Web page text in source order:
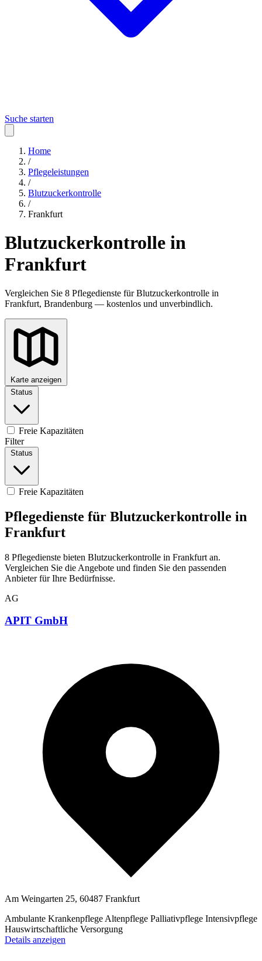
Suche starten
Home
/
Pflegeleistungen
/
Blutzuckerkontrolle
/
Frankfurt
Blutzuckerkontrolle in
Frankfurt
Vergleichen Sie 8 Pflegedienste für Blutzuckerkontrolle in
Frankfurt, Brandenburg — kostenlos und unverbindlich.
Karte anzeigen
Status
Freie Kapazitäten
Filter
Status
Freie Kapazitäten
Pflegedienste für Blutzuckerkontrolle in
Frankfurt
8 Pflegedienste bieten Blutzuckerkontrolle in Frankfurt an.
Vergleichen Sie die Angebote und finden Sie den passenden
Anbieter für Ihre Bedürfnisse.
AG
APIT GmbH
Am Weingarten 25, 60487 Frankfurt
Ambulante Krankenpflege Altenpflege Palliativpflege Intensivpflege
Hauswirtschaftliche Versorgung
Details anzeigen